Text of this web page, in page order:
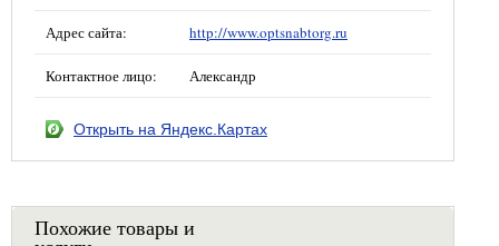
Адрес сайта: http://www.optsnabtorg.ru
Контактное лицо: Александр
Открыть на Яндекс.Картах
Похожие товары и